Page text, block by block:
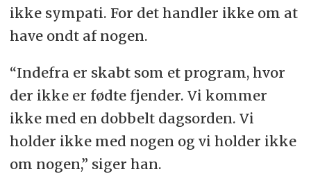
ikke sympati. For det handler ikke om at
have ondt af nogen.
“Indefra er skabt som et program, hvor
der ikke er fødte fjender. Vi kommer
ikke med en dobbelt dagsorden. Vi
holder ikke med nogen og vi holder ikke
om nogen,” siger han.